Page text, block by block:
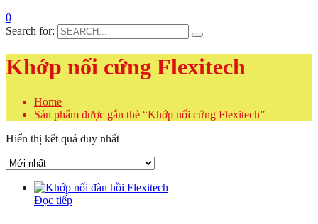
0
Search for:
Khớp nối cứng Flexitech
Home
Sản phẩm được gắn thẻ “Khớp nối cứng Flexitech”
Hiển thị kết quả duy nhất
Đọc tiếp